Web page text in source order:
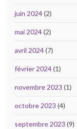
juin 2024(2)
mai 2024(2)
avril 2024(7)
février 2024(1)
novembre 2023 (1)
octobre 2023 (4)
septembre 2023 (9)